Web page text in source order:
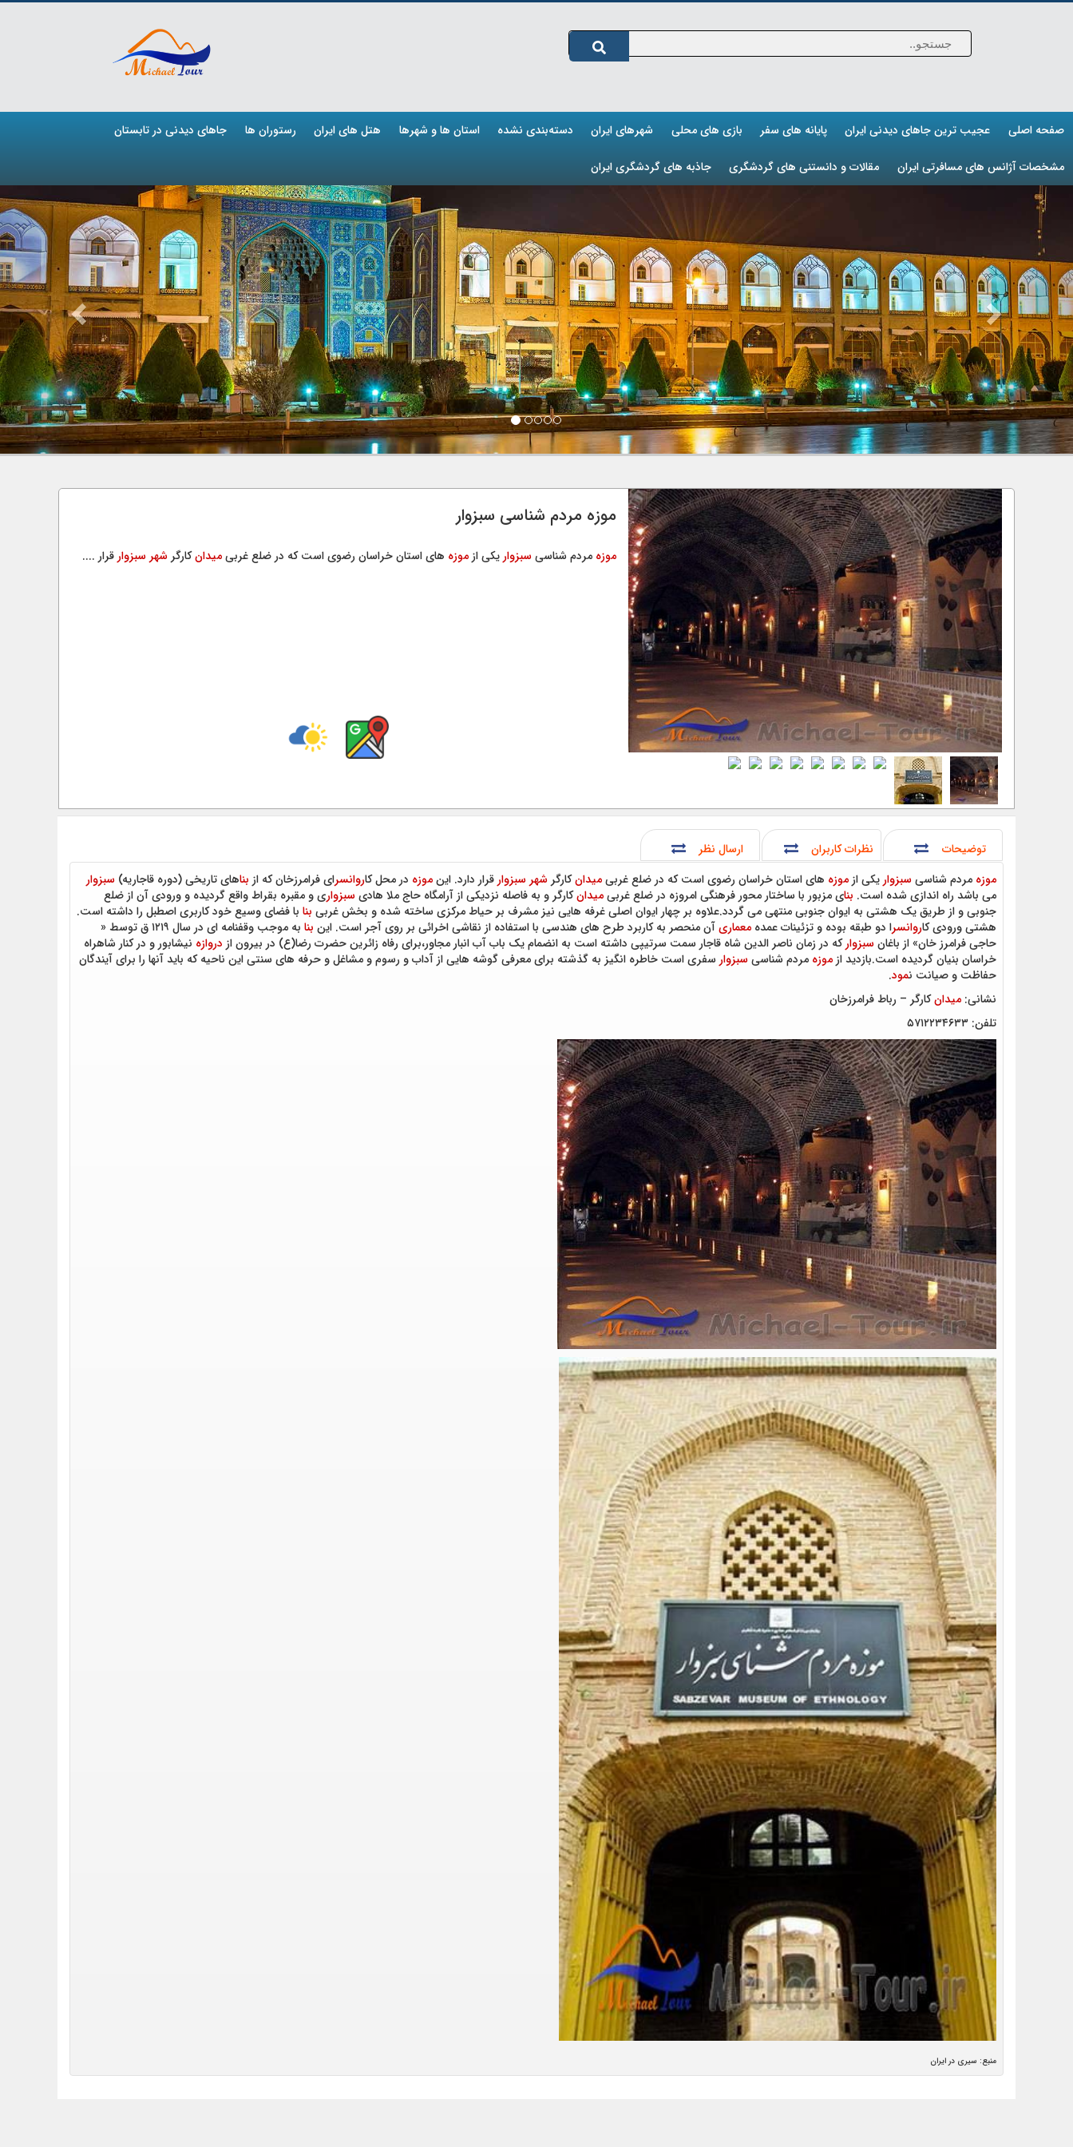
صفحه اصلی عجیب ترین جاهای دیدنی ایران پایانه های سفر بازی های محلی شهرهای ایران دسته‌بندی نشده استان ها و شهرها هتل های ایران رستوران ها جاهای دیدنی در تابستان
مشخصات آژانس های مسافرتی ایران مقالات و دانستنی های گردشگری جاذبه های گردشگری ایران
موزه مردم شناسی سبزوار
موزه مردم شناسیسبزوار یکی ازموزه های استان خراسان رضوی است که در ضلع غربیمیدانکارگرشهر سبزوار قرار ....
توضیحات نظرات کاربران
ارسال نظر
موزه مردم شناسیسبزوار یکی از موزه های استان خراسان رضوی است که در ضلع غربیمیدانکارگر شهر سبزوار قرار دارد. اینموزه در محل کاروانسرای فرامرزخان که از بناهای تاریخی (دوره قاجاریه) سبزوار
می باشد راه اندازی شده است. بنای مزبور با ساختار محور فرهنگی امروزه در ضلع غربیمیدانکارگر و به فاصله نزدیکی از آرامگاه حاج ملا هادیسبزواری و مقبره بقراط واقع گردیده و ورودی آن از ضلع
جنوبی و از طریق یک هشتی به ایوان جنوبی منتهی می گردد.علاوه بر چهار ایوان اصلی غرفه هایی نیز مشرف بر حیاط مرکزی ساخته شده و بخش غربی بنا با فضای وسیع خود کاربری اصطبل را داشته است.
هشتی ورودی کاروانسرا دو طبقه بوده و تزئینات عمده معماریآن منحصر به کاربرد طرح های هندسی با استفاده از نقاشی اخرائی بر روی آجر است. این بنا
به موجب وقفنامه ای در سال ۱۲۱۹ ق توسط «
حاجی فرامرز خان» از باغانسبزوارکه در زمان ناصر الدین شاه قاجار سمت سرتیپی داشته است به انضمام یک باب آب انبار مجاور،برای رفاه زائرین حضرت رضا(ع) در بیرون از دروازه نیشابور و در کنار شاهراه
خراسان بنیان گردیده است.بازدید از موزه مردم شناسیسبزوار سفری است خاطره انگیز به گذشته برای معرفی گوشه هایی از آداب و رسوم و مشاغل و حرفه های سنتی این ناحیه که باید آنها را برای آیندگان
حفاظت و صیانت نمود.
نشانی: میدانکارگر – رباط فرامرزخان
تلفن: ۵۷۱۲۲۳۴۶۳۳
منبع: سیری در ایران